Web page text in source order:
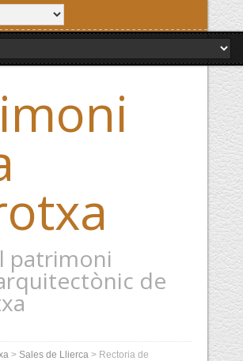
patrimoni
de
> Sales de Llierca > Rectoria de